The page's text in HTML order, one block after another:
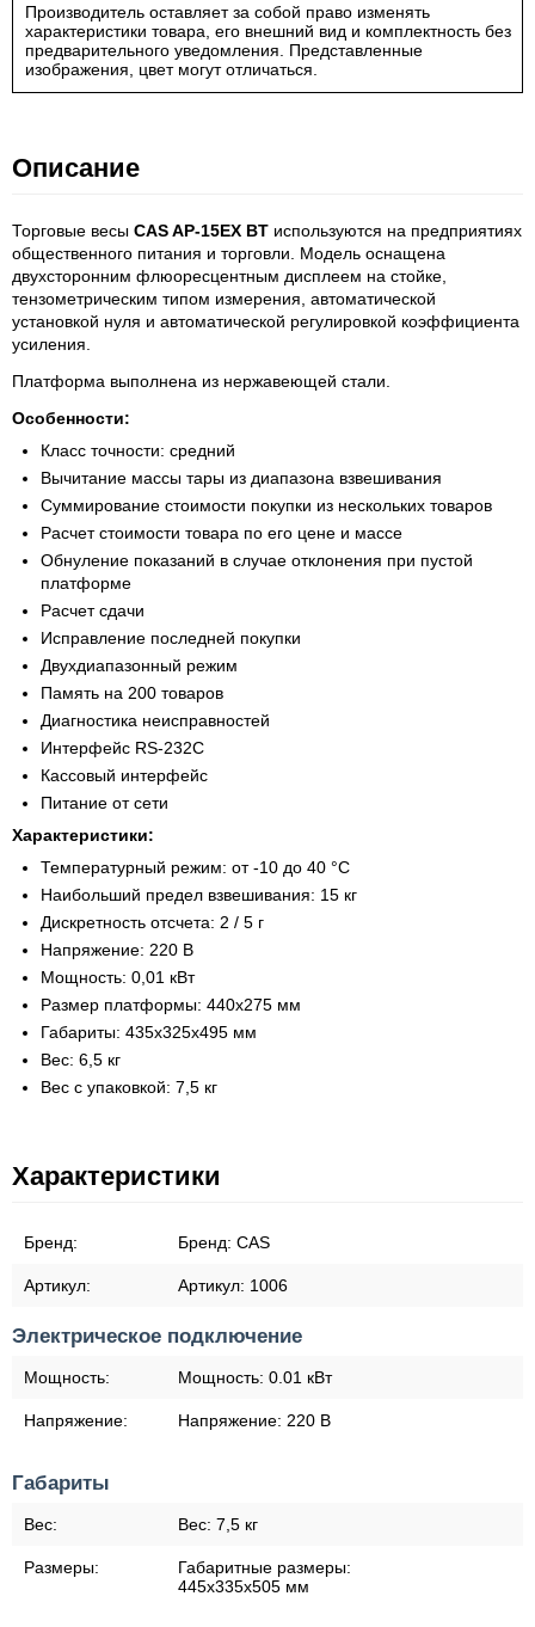
Производитель оставляет за собой право изменять
характеристики товара, его внешний вид и комплектность без
предварительного уведомления. Представленные
изображения, цвет могут отличаться.
Описание
Торговые весы CAS AP-15EX BT используются на предприятиях
общественного питания и торговли. Модель оснащена
двухсторонним флюоресцентным дисплеем на стойке,
тензометрическим типом измерения, автоматической
установкой нуля и автоматической регулировкой коэффициента
усиления.
Платформа выполнена из нержавеющей стали.
Особенности:
Класс точности: средний
Вычитание массы тары из диапазона взвешивания
Суммирование стоимости покупки из нескольких товаров
Расчет стоимости товара по его цене и массе
Обнуление показаний в случае отклонения при пустой
платформе
Расчет сдачи
Исправление последней покупки
Двухдиапазонный режим
Память на 200 товаров
Диагностика неисправностей
Интерфейс RS-232C
Кассовый интерфейс
Питание от сети
Характеристики:
Температурный режим: от -10 до 40 °С
Наибольший предел взвешивания: 15 кг
Дискретность отсчета: 2 / 5 г
Напряжение: 220 В
Мощность: 0,01 кВт
Размер платформы: 440x275 мм
Габариты: 435х325х495 мм
Вес: 6,5 кг
Вес с упаковкой: 7,5 кг
Характеристики
Бренд: Бренд: CAS
Артикул: Артикул: 1006
Электрическое подключение
Мощность: Мощность: 0.01 кВт
Напряжение: Напряжение: 220 В
Габариты
Вес: Вес: 7,5 кг
Размеры:
Габаритные размеры:
445х335х505 мм